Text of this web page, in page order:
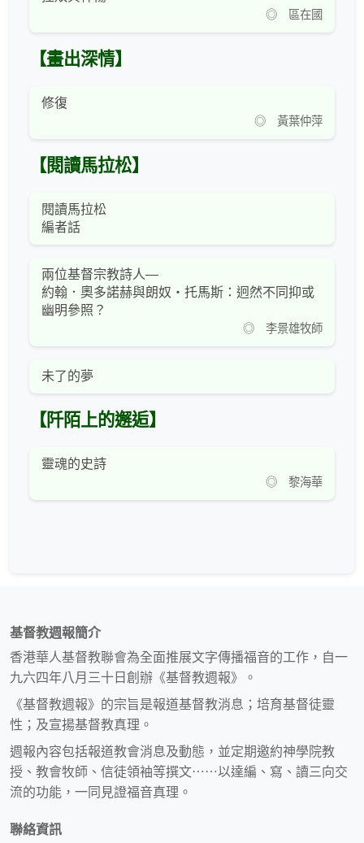
◎ 區在國
【畫出深情】
修復
◎ 黃葉仲萍
【閱讀馬拉松】
閱讀馬拉松
編者話
兩位基督宗教詩人—
約翰．奧多諾赫與朗奴‧托馬斯：迥然不同抑或
幽明參照？
◎ 李景雄牧師
未了的夢
【阡陌上的邂逅】
靈魂的史詩
◎ 黎海華
基督教週報簡介
香港華人基督教聯會為全面推展文字傳播福音的工作，自一
九六四年八月三十日創辦《基督教週報》。
《基督教週報》的宗旨是報道基督教消息；培育基督徒靈
性；及宣揚基督教真理。
週報內容包括報道教會消息及動態，並定期邀約神學院教
授、教會牧師、信徒領袖等撰文⋯⋯以達編、寫、讀三向交
流的功能，一同見證福音真理。
聯絡資訊